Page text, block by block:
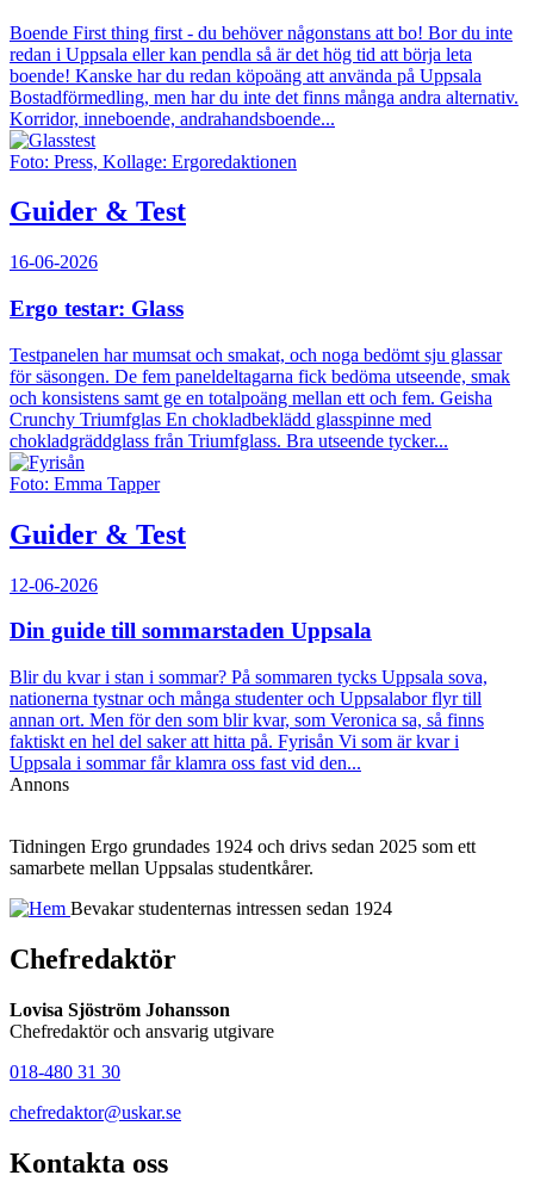
Boende First thing first - du behöver någonstans att bo! Bor du inte
redan i Uppsala eller kan pendla så är det hög tid att börja leta
boende! Kanske har du redan köpoäng att använda på Uppsala
Bostadförmedling, men har du inte det finns många andra alternativ.
Korridor, inneboende, andrahandsboende...
Foto: Press, Kollage: Ergoredaktionen
Guider & Test
16-06-2026
Ergo testar: Glass
Testpanelen har mumsat och smakat, och noga bedömt sju glassar
för säsongen. De fem paneldeltagarna fick bedöma utseende, smak
och konsistens samt ge en totalpoäng mellan ett och fem. Geisha
Crunchy Triumfglas En chokladbeklädd glasspinne med
chokladgräddglass från Triumfglass. Bra utseende tycker...
Foto: Emma Tapper
Guider & Test
12-06-2026
Din guide till sommarstaden Uppsala
Blir du kvar i stan i sommar? På sommaren tycks Uppsala sova,
nationerna tystnar och många studenter och Uppsalabor flyr till
annan ort. Men för den som blir kvar, som Veronica sa, så finns
faktiskt en hel del saker att hitta på. Fyrisån Vi som är kvar i
Uppsala i sommar får klamra oss fast vid den...
Annons
Tidningen Ergo grundades 1924 och drivs sedan 2025 som ett
samarbete mellan Uppsalas studentkårer.
Bevakar studenternas intressen sedan 1924
Chefredaktör
Lovisa Sjöström Johansson
Chefredaktör och ansvarig utgivare
018-480 31 30
chefredaktor@uskar.se
Kontakta oss